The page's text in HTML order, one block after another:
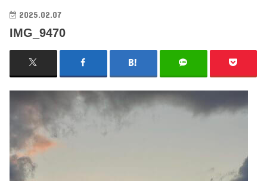
2025.02.07
IMG_9470